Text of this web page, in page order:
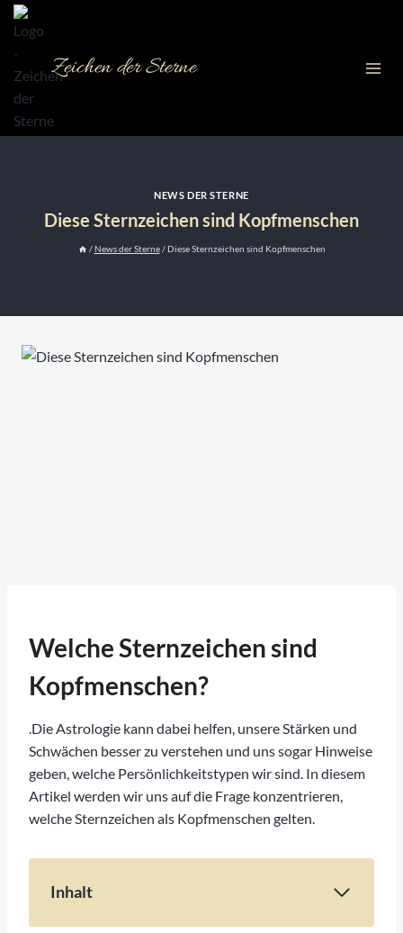
Zum
Inhalt
springen Zeichen der Sterne
NEWS DER STERNE
Diese Sternzeichen sind Kopfmenschen
/ News der Sterne / Diese Sternzeichen sind Kopfmenschen
Welche Sternzeichen sind
Kopfmenschen?
.Die Astrologie kann dabei helfen, unsere Stärken und
Schwächen besser zu verstehen und uns sogar Hinweise
geben, welche Persönlichkeitstypen wir sind. In diesem
Artikel werden wir uns auf die Frage konzentrieren,
welche Sternzeichen als Kopfmenschen gelten.
Inhalt